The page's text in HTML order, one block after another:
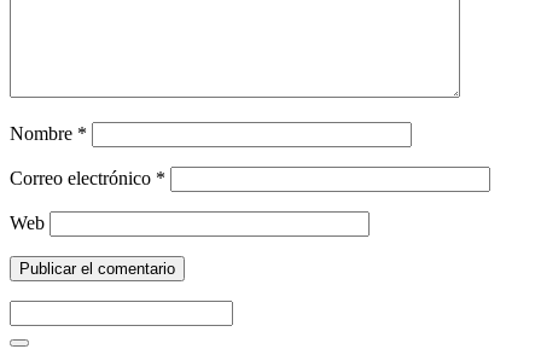
Nombre *
Correo electrónico *
Web